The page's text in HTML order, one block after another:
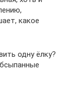
какое
одну ёлку?